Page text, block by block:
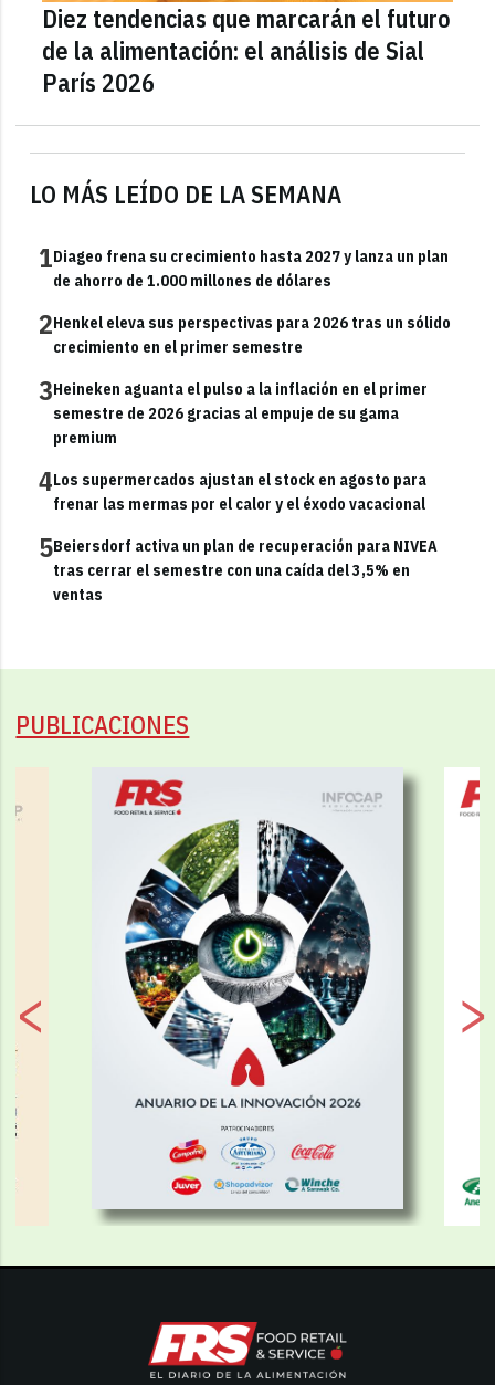
LO MÁS LEÍDO DE LA SEMANA
1Diageo frena su crecimiento hasta 2027 y lanza un plan
de ahorro de 1.000 millones de dólares
2Henkel eleva sus perspectivas para 2026 tras un sólido
crecimiento en el primer semestre
3Heineken aguanta el pulso a la inflación en el primer
semestre de 2026 gracias al empuje de su gama
premium
4Los supermercados ajustan el stock en agosto para
frenar las mermas por el calor y el éxodo vacacional
5Beiersdorf activa un plan de recuperación para NIVEA
tras cerrar el semestre con una caída del 3,5% en
ventas
Diez tendencias que marcarán el futuro
de la alimentación: el análisis de Sial
París 2026
PUBLICACIONES